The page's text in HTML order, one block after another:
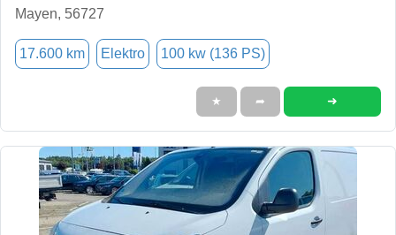
Mayen, 56727
17.600 km Elektro 100 kw (136 PS)
★ ➦ ➜